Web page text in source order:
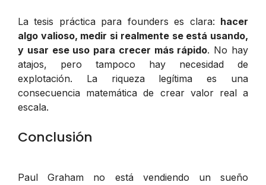
La tesis práctica para founders es clara: hacer
algo valioso, medir si realmente se está usando,
y usar ese uso para crecer más rápido. No hay
atajos, pero tampoco hay necesidad de
explotación. La riqueza legítima es una
consecuencia matemática de crear valor real a
escala.
Conclusión
Paul Graham no está vendiendo un sueño